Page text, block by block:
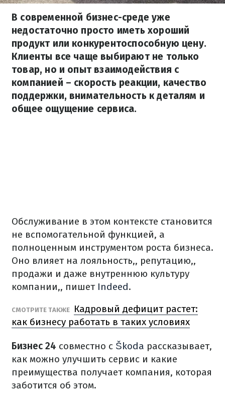
В современной бизнес-среде уже
недостаточно просто иметь хороший
продукт или конкурентоспособную цену.
Клиенты все чаще выбирают не только
товар, но и опыт взаимодействия с
компанией – скорость реакции, качество
поддержки, внимательность к деталям и
общее ощущение сервиса.
Обслуживание в этом контексте становится
не вспомогательной функцией, а
полноценным инструментом роста бизнеса.
Оно влияет на лояльность,, репутацию,,
продажи и даже внутреннюю культуру
компании,, пишет Indeed.
СМОТРИТЕ ТАКЖЕ
Кадровый дефицит растет:
как бизнесу работать в таких условиях
Бизнес 24 совместно с Škoda рассказывает,
как можно улучшить сервис и какие
преимущества получает компания, которая
заботится об этом.